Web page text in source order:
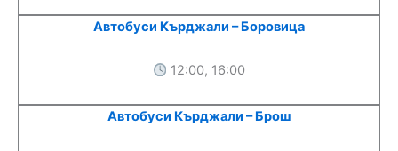
Автобуси Кърджали – Боровица
12:00, 16:00
Автобуси Кърджали – Брош